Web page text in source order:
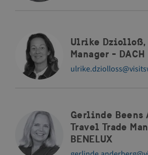
Ulrike Dziolloß,
Manager - DACH
Gerlinde Beens
Travel Trade
BENELUX